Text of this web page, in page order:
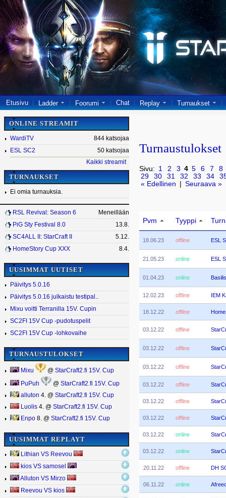
Etusivu Ladder Foorumi Chat Replay Turnaukset
ONLINE STREAMIT
WardiTV
844 katsojaa
ESL SC2
50 katsojaa
Kaikki streamit
TURNAUKSET
Ei omia turnauksia.
RSL Revival: Season 6
Meneillään
PiG Sty Festival 8.0
13.8.
SC4ALL II: StarCraft II
5.12.
HomeStory Cup XXX
8.4.
UUSIMMAT UUTISET
Päivitys 5.0.16
Päivitys 5.0.16 julkaistu testipal..
Mixu voitti Terranilla 15V. Cupin
SC2FI 15V Cup -pudotuspelit
SC2FI 15V Cup -lohkovaihe
TURNAUSTULOKSET
Mixu @ StarCraft2.fi 15V. Cup
PuPuh @ StarCraft2.fi 15V. Cup
alluton 4. @ StarCraft2.fi 15V. Cup
Luolis 4. @ StarCraft2.fi 15V. Cup
Enpo 8. @ StarCraft2.fi 15V. Cup
UUSIMMAT REPLAYT
Lithian VS Reevou
kios VS samosel
Alluton VS Mirzo
Reevou VS kios
Turnaustulokset
Sivu: 1 2 3 4 5 6 7
8
29
30 31 32 33 34
« Edellinen
Seuraava »
Pvm Tyyppi
18.06.23 offline ESL
21.05.23 online ESL
01.04.23 online
12.02.23 offline IEM
18.12.22 offline
03.12.22 offline
03.12.22 offline
03.12.22 offline
03.12.22 offline
03.12.22 offline
03.12.22 offline
03.12.22 online
03.12.22 online
20.11.22 offline DH
06.11.22 online